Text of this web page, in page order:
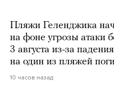
Пляжи Геленджика
на фоне угрозы атаки
3 августа из-за
на один из пляжей
10 часов назад